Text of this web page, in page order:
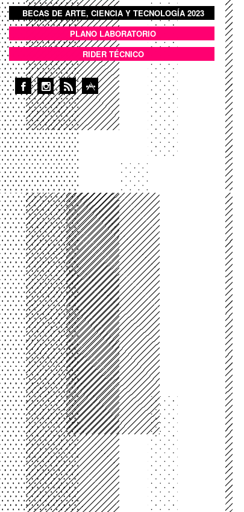
BOTON DOMO LLENO
BECAS DE ARTE, CIENCIA Y TECNOLOGÍA 2023
ANEXOSPLANO LABORATORIO
RIDER TÉCNICO